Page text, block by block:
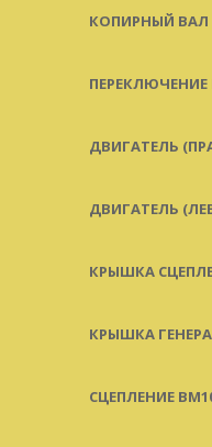
КОПИРНЫЙ ВАЛ
ПЕРЕКЛЮЧЕНИЕ
ДВИГАТЕЛЬ
ДВИГАТЕЛЬ
КРЫШКА
КРЫШКА
СЦЕПЛЕНИЕ